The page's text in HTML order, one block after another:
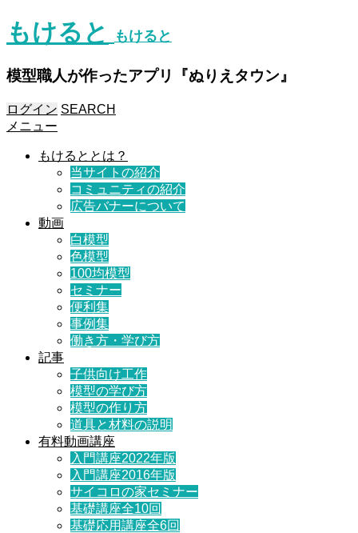
もけると もけると
模型職人が作ったアプリ『ぬりえタウン』
ログイン SEARCH
メニュー
もけるととは？
当サイトの紹介
コミュニティの紹介
広告バナーについて
動画
白模型
色模型
100均模型
セミナー
便利集
事例集
働き方・学び方
記事
子供向け工作
模型の学び方
模型の作り方
道具と材料の説明
有料動画講座
入門講座2022年版
入門講座2016年版
サイコロの家セミナー
基礎講座全10回
基礎応用講座全6回